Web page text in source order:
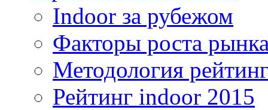
Indoor за рубежом
Факторы роста
Методология
Рейтинг indoor 2015